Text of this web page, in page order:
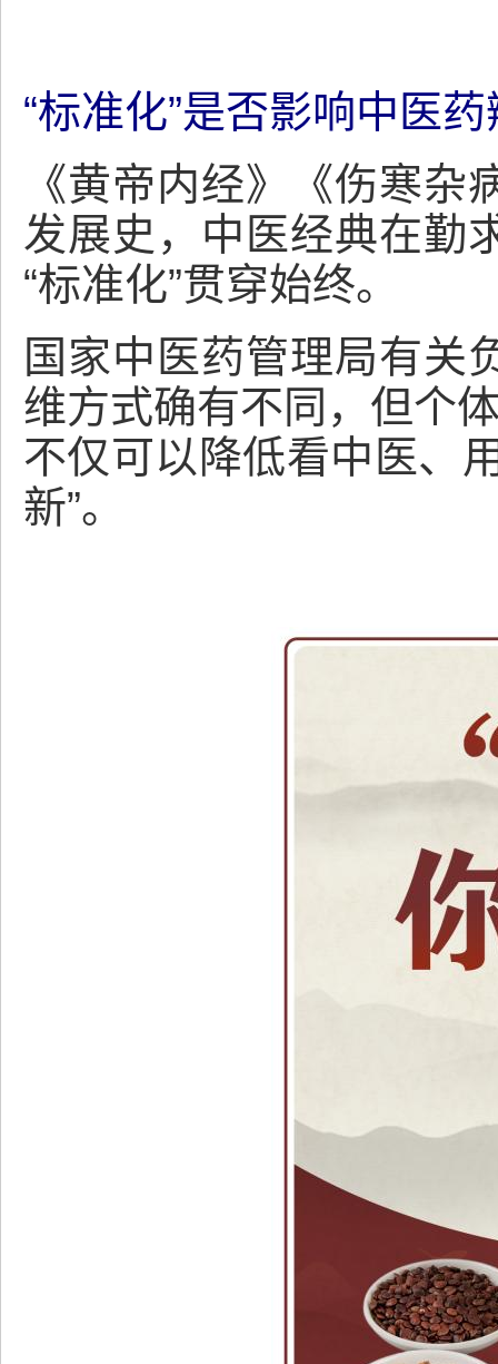
“标准化”是否影响中医
《黄帝内经》《伤寒
发展史，中医经典在勤
“标准化”贯穿始终。
国家中医药管理局有关
维方式确有不同，但个
不仅可以降低看中医、
新”。